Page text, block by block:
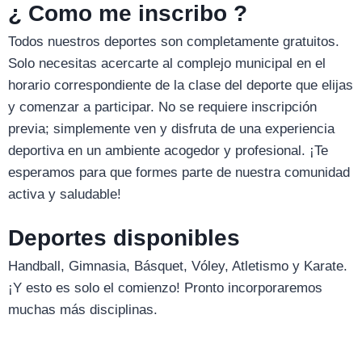
¿ Como me inscribo ?
Todos nuestros deportes son completamente gratuitos.
Solo necesitas acercarte al complejo municipal en el
horario correspondiente de la clase del deporte que elijas
y comenzar a participar. No se requiere inscripción
previa; simplemente ven y disfruta de una experiencia
deportiva en un ambiente acogedor y profesional. ¡Te
esperamos para que formes parte de nuestra comunidad
activa y saludable!
Deportes disponibles
Handball, Gimnasia, Básquet, Vóley, Atletismo y Karate.
¡Y esto es solo el comienzo! Pronto incorporaremos
muchas más disciplinas.